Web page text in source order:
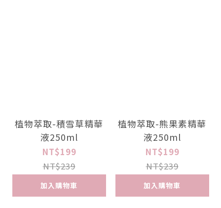
植物萃取-積雪草精華
液250ml
NT$199
NT$239
加入購物車
植物萃取-熊果素精華
液250ml
NT$199
NT$239
加入購物車